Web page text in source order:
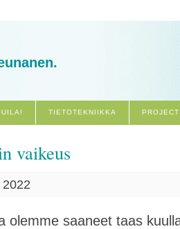
TIETOTEKNIIKKA
vaikeus
olemme saaneet taas